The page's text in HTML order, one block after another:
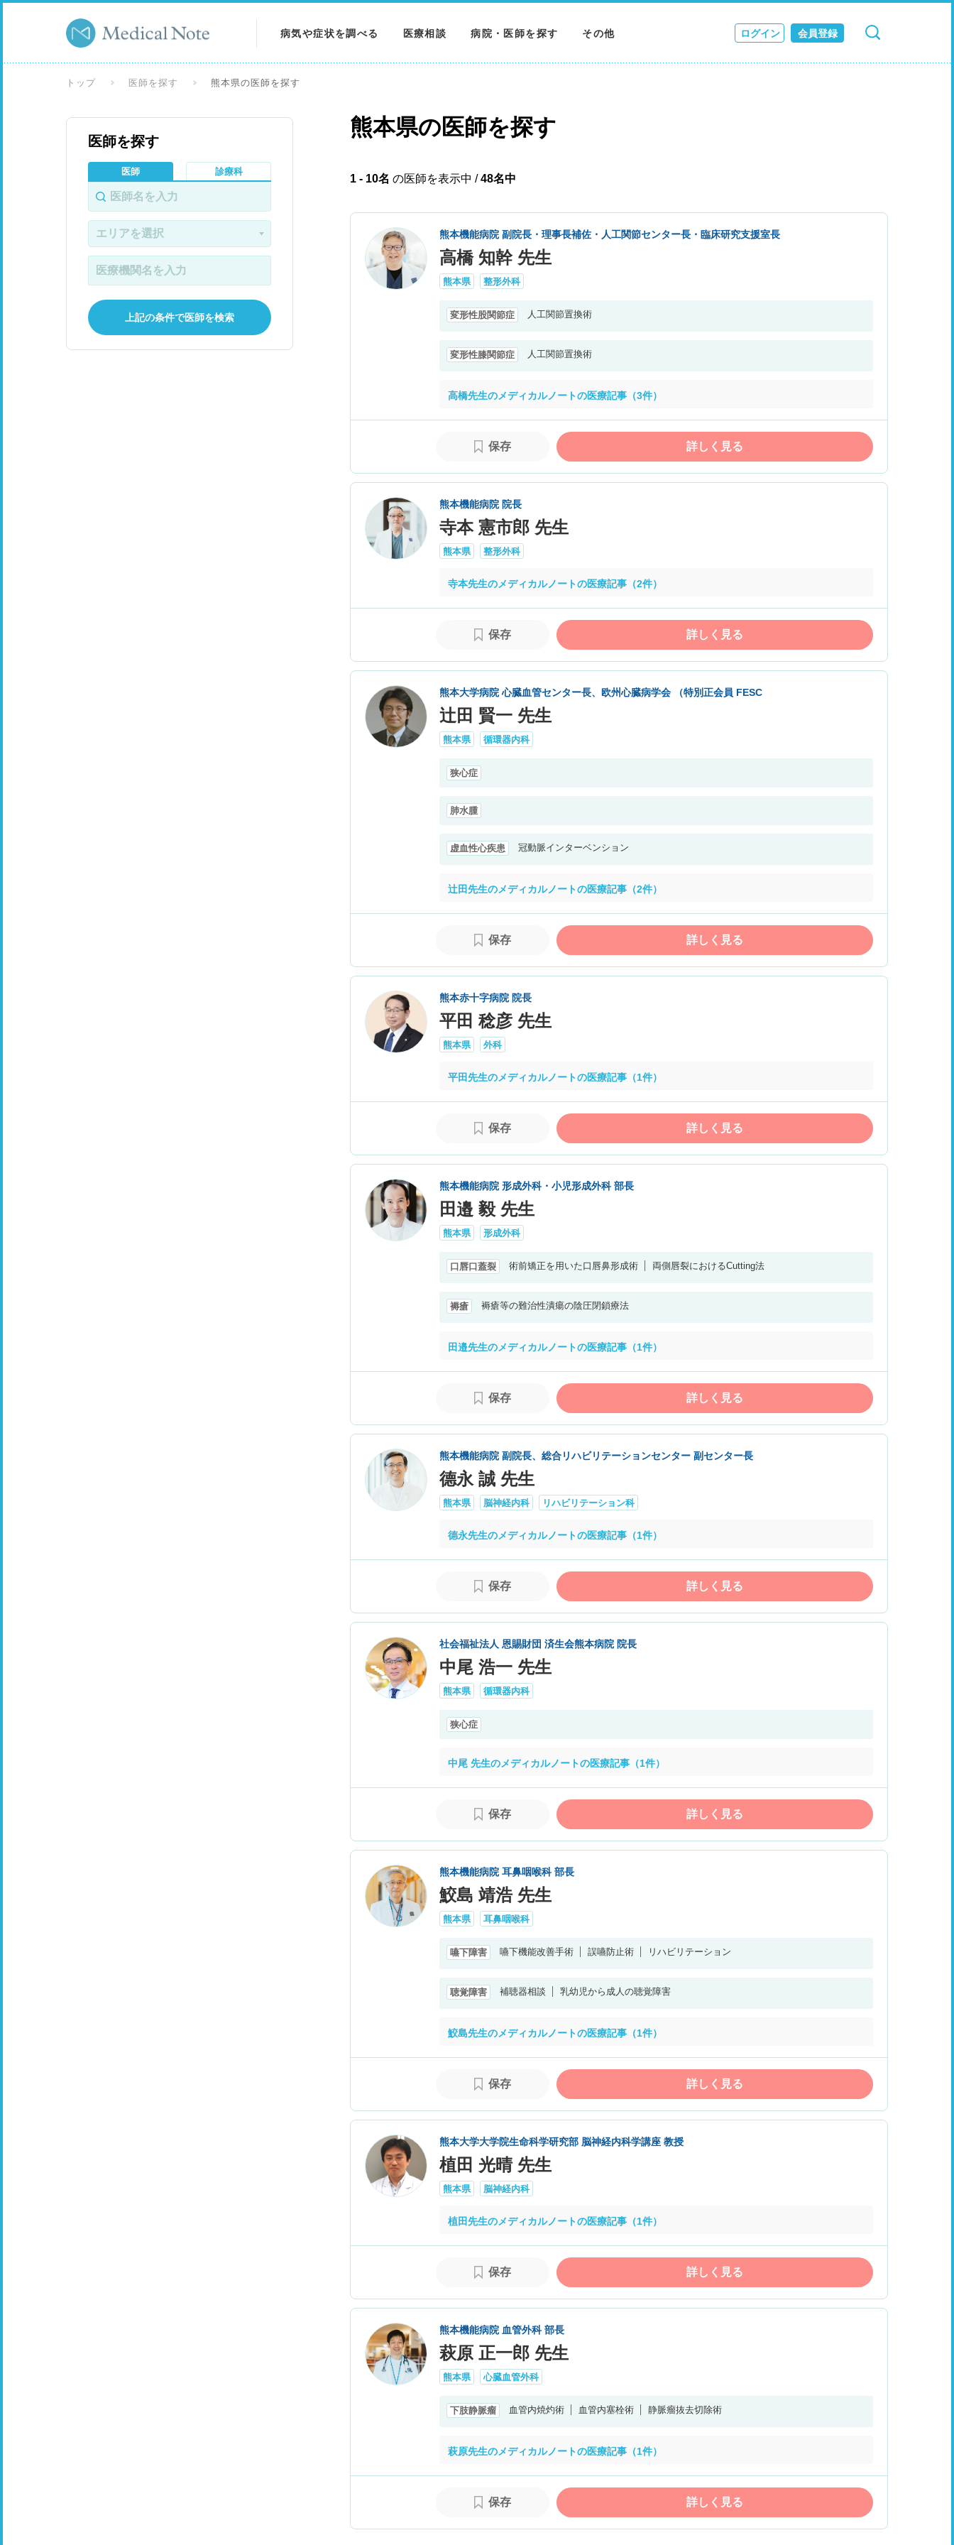
病気や症状を調べる 医療相談 病院・医師を探す その他 ログイン 会員登録
検索 キャンセル
トップ 医師を探す 熊本県の医師を探す
熊本県の医師を探す
1 - 10名 の医師を表示中 /48名中
熊本機能病院 副院長・理事長補佐・人工関節センター長・臨床研究支援室長
高橋 知幹 先生
熊本県 整形外科
変形性股関節症 人工関節置換術
変形性膝関節症 人工関節置換術
高橋先生のメディカルノートの医療記事（3件）
保存 詳しく見る
熊本機能病院 院長
寺本 憲市郎 先生
熊本県 整形外科
寺本先生のメディカルノートの医療記事（2件）
保存 詳しく見る
熊本大学病院 心臓血管センター長、欧州心臓病学会 （特別正会員 FESC
辻田 賢一 先生
熊本県 循環器内科
狭心症
肺水腫
虚血性心疾患 冠動脈インターベンション
辻田先生のメディカルノートの医療記事（2件）
保存 詳しく見る
熊本赤十字病院 院長
平田 稔彦 先生
熊本県 外科
平田先生のメディカルノートの医療記事（1件）
保存 詳しく見る
熊本機能病院 形成外科・小児形成外科 部長
田邉 毅 先生
熊本県 形成外科
口唇口蓋裂 術前矯正を用いた口唇鼻形成術 両側唇裂におけるCutting法
褥瘡 褥瘡等の難治性潰瘍の陰圧閉鎖療法
田邉先生のメディカルノートの医療記事（1件）
保存 詳しく見る
熊本機能病院 副院長、総合リハビリテーションセンター 副センター長
德永 誠 先生
熊本県 脳神経内科 リハビリテーション科
德永先生のメディカルノートの医療記事（1件）
保存 詳しく見る
社会福祉法人 恩賜財団 済生会熊本病院 院長
中尾 浩一 先生
熊本県 循環器内科
狭心症
中尾 先生のメディカルノートの医療記事（1件）
保存 詳しく見る
熊本機能病院 耳鼻咽喉科 部長
鮫島 靖浩 先生
熊本県 耳鼻咽喉科
嚥下障害 嚥下機能改善手術 誤嚥防止術 リハビリテーション
聴覚障害 補聴器相談 乳幼児から成人の聴覚障害
鮫島先生のメディカルノートの医療記事（1件）
保存 詳しく見る
熊本大学大学院生命科学研究部 脳神経内科学講座 教授
植田 光晴 先生
熊本県 脳神経内科
植田先生のメディカルノートの医療記事（1件）
保存 詳しく見る
熊本機能病院 血管外科 部長
萩原 正一郎 先生
熊本県 心臓血管外科
下肢静脈瘤 血管内焼灼術 血管内塞栓術 静脈瘤抜去切除術
萩原先生のメディカルノートの医療記事（1件）
保存 詳しく見る
医師を探す
医師 診療科
上記の条件で医師を検索